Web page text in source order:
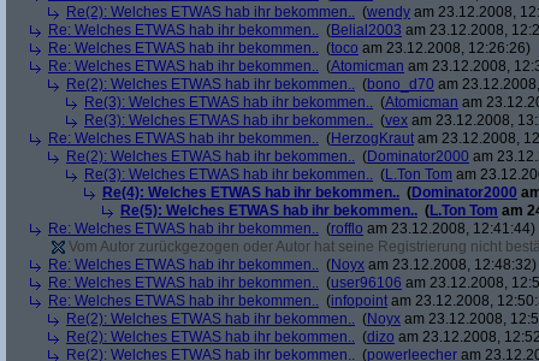
Re(2): Welches ETWAS hab ihr bekommen.. (wendy am 23.12.2008,
Re: Welches ETWAS hab ihr bekommen.. (Belial2003 am 23.12.2008,
Re: Welches ETWAS hab ihr bekommen.. (toco am 23.12.2008, 12:26:26)
Re: Welches ETWAS hab ihr bekommen.. (Atomicman am 23.12.2008,
Re(2): Welches ETWAS hab ihr bekommen.. (bono_d70 am
Re(3): Welches ETWAS hab ihr bekommen.. (Atomicman am
Re(3): Welches ETWAS hab ihr bekommen.. (vex am 23.12.2008,
Re: Welches ETWAS hab ihr bekommen.. (HerzogKraut am 23.12.2008,
Re(2): Welches ETWAS hab ihr bekommen.. (Dominator2000 am
Re(3): Welches ETWAS hab ihr bekommen.. (L.Ton Tom am
Re(4): Welches ETWAS hab ihr bekommen.. (Dominator2000
Re(5): Welches ETWAS hab ihr bekommen.. (L.Ton Tom am
Re: Welches ETWAS hab ihr bekommen.. (rofflo am 23.12.2008, 12:41:44)
Vom Autor zurückgezogen oder Autor hat seine Registrierung nicht
Re: Welches ETWAS hab ihr bekommen.. (Noyx am 23.12.2008, 12:48:32)
Re: Welches ETWAS hab ihr bekommen.. (user96106 am 23.12.2008,
Re: Welches ETWAS hab ihr bekommen.. (infopoint am 23.12.2008,
Re(2): Welches ETWAS hab ihr bekommen.. (Noyx am 23.12.2008,
Re(2): Welches ETWAS hab ihr bekommen.. (dizo am 23.12.2008,
Re(2): Welches ETWAS hab ihr bekommen.. (powerleecher am